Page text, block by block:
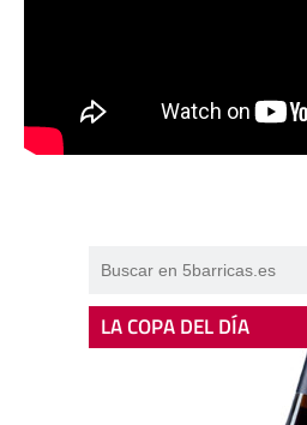
LA COPA DEL DÍA